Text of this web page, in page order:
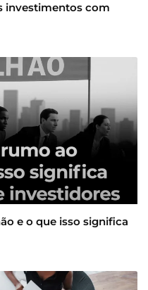
investimentos com
e o que isso significa